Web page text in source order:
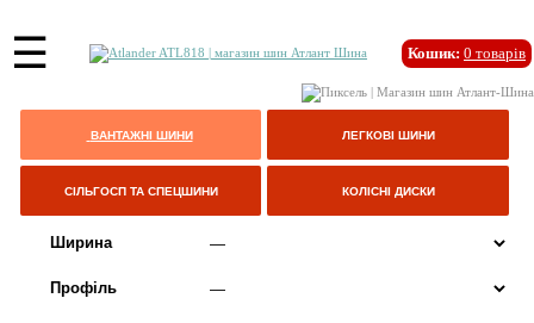
☰ Кошик: 0 товарів
ВАНТАЖНІ ШИНИ ЛЕГКОВІ ШИНИ
СІЛЬГОСП ТА СПЕЦШИНИ КОЛІСНІ ДИСКИ
Ширина
Профіль